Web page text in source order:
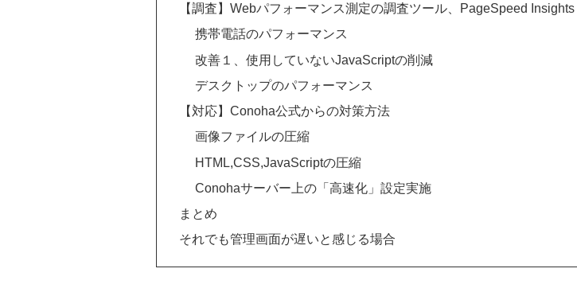
【調査】Webパフォーマンス測定の調査ツール、PageSpeed Insights
携帯電話のパフォーマンス
改善１、使用していないJavaScriptの削減
デスクトップのパフォーマンス
【対応】Conoha公式からの対策方法
画像ファイルの圧縮
HTML,CSS,JavaScriptの圧縮
Conohaサーバー上の「高速化」設定実施
まとめ
それでも管理画面が遅いと感じる場合